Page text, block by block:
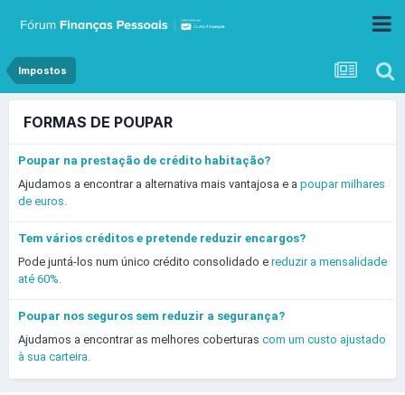
Impostos
FORMAS DE POUPAR
Poupar na prestação de crédito habitação?
Ajudamos a encontrar a alternativa mais vantajosa e a poupar milhares
de euros.
Tem vários créditos e pretende reduzir encargos?
Pode juntá-los num único crédito consolidado e reduzir a mensalidade
até 60%.
Poupar nos seguros sem reduzir a segurança?
Ajudamos a encontrar as melhores coberturas com um custo ajustado
à sua carteira.